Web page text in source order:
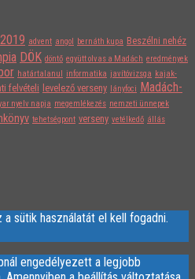
2019 advent angol bernáth kupa Beszélni nehéz
DÖK döntő együtt olvas a Madách eredmények
határtalanul informatika javítóvizsga kajak-
felvételi levelező verseny lányfoci Madách-
nyelv napja megemlékezés nemzeti ünnepek
tehetségpont verseny vetélkedő állás
sütik használatát el kell fogadni.
engedélyezett a legjobb